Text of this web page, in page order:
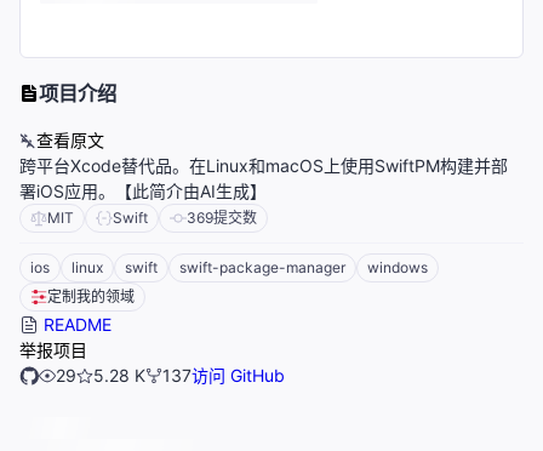
项目介绍
查看原文
跨平台Xcode替代品。在Linux和macOS上使用SwiftPM构建并部
署iOS应用。【此简介由AI生成】
MIT Swift 369提交数
ios linux swift swift-package-manager
windows
定制我的领域
README
举报项目
29
5.28 K 137访问 GitHub